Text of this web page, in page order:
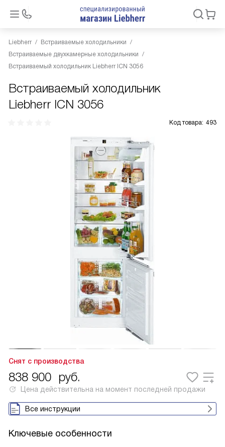
Liebherr
Встраиваемые холодильники
Встраиваемые двухкамерные холодильники
Встраиваемый холодильник Liebherr ICN 3056
Встраиваемый холодильник
Liebherr ICN 3056
Код товара: 493
Снят с производства
838 900 руб.
Цена действительна на момент последней продажи
Все инструкции
Ключевые особенности